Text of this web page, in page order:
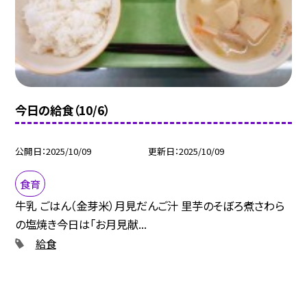
今日の給食（10/6）
公開日 2025/10/09 更新日 2025/10/09
食育
牛乳 ごはん（金芽米）月見だんご汁 里芋のそぼろ煮さわら
の塩焼き今日は「お月見献...
給食